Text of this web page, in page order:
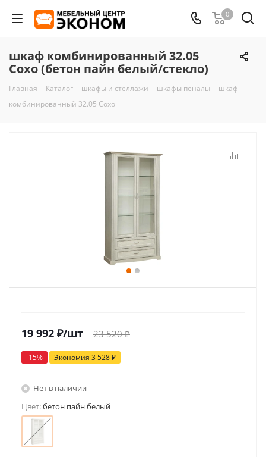
0
шкаф комбинированный 32.05
Сохо (бетон пайн белый/стекло)
Главная - Каталог - шкафы и стеллажи - шкафы пеналы - шкаф
комбинированный 32.05 Сохо
19 992 ₽/шт 23 520₽
-15% Экономия 3 528₽
Нет в наличии
Цвет:бетон пайн белый